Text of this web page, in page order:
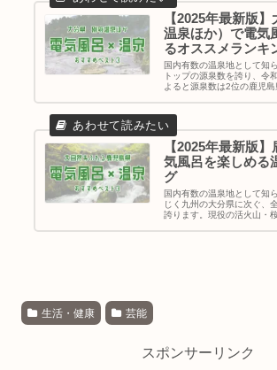
【2025年最新版
温泉ほか）で電気
るオススメランキ
国内有数の温泉地として知
トップの源泉数を誇り、令
よると源泉数は2位の鹿児
しめる施設のランキングを作
【2025年最新版
気風呂を楽しめる
グ
国内有数の温泉地として知
じく九州の大分県に次ぐ、
誇ります。現役の活火山・
生活・健康 芸能
スポンサーリンク